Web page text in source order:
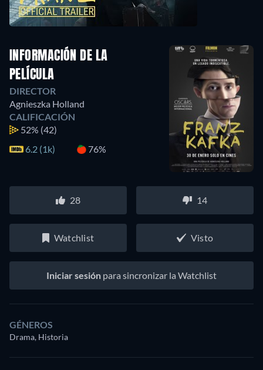
INFORMACIÓN DE LA
PELÍCULA
DIRECTOR
Agnieszka Holland
CALIFICACIÓN
52% (42)
6.2 (1k)
76%
28 14
Watchlist Visto
Iniciar sesión para sincronizar la Watchlist
GÉNEROS
Drama, Historia